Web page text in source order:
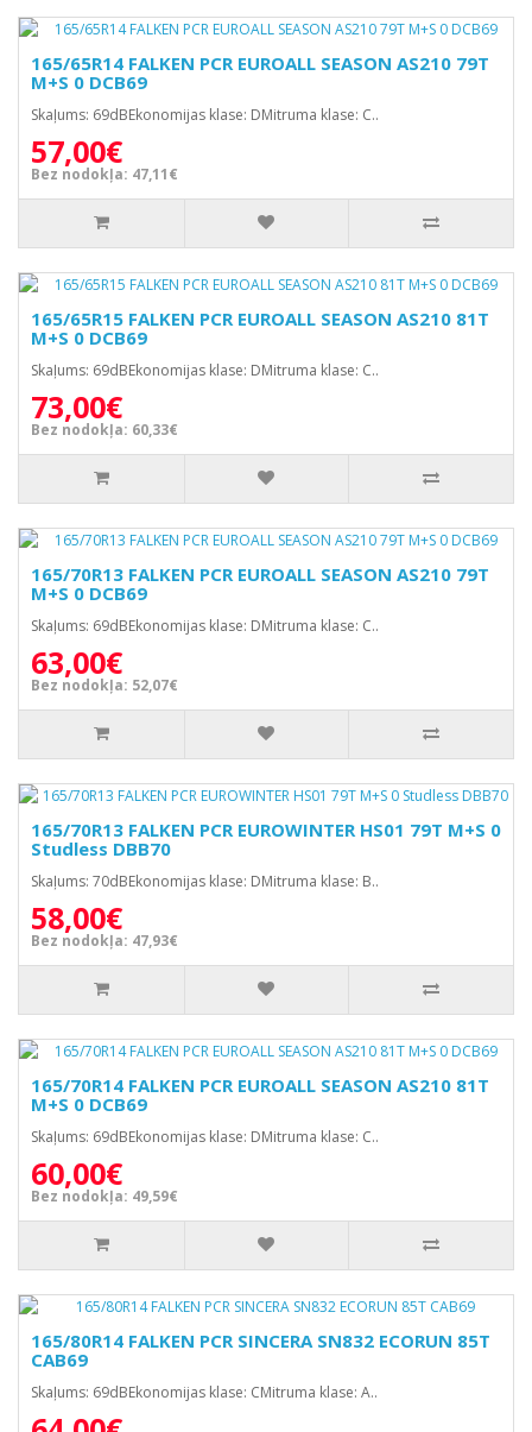
165/65R14 FALKEN PCR EUROALL SEASON AS210 79T
M+S 0 DCB69
Skaļums: 69dBEkonomijas klase: DMitruma klase: C..
57,00€
Bez nodokļa: 47,11€
165/65R15 FALKEN PCR EUROALL SEASON AS210 81T
M+S 0 DCB69
Skaļums: 69dBEkonomijas klase: DMitruma klase: C..
73,00€
Bez nodokļa: 60,33€
165/70R13 FALKEN PCR EUROALL SEASON AS210 79T
M+S 0 DCB69
Skaļums: 69dBEkonomijas klase: DMitruma klase: C..
63,00€
Bez nodokļa: 52,07€
165/70R13 FALKEN PCR EUROWINTER HS01 79T M+S 0
Studless DBB70
Skaļums: 70dBEkonomijas klase: DMitruma klase: B..
58,00€
Bez nodokļa: 47,93€
165/70R14 FALKEN PCR EUROALL SEASON AS210 81T
M+S 0 DCB69
Skaļums: 69dBEkonomijas klase: DMitruma klase: C..
60,00€
Bez nodokļa: 49,59€
165/80R14 FALKEN PCR SINCERA SN832 ECORUN 85T
CAB69
Skaļums: 69dBEkonomijas klase: CMitruma klase: A..